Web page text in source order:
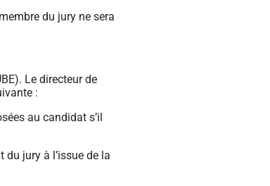
du jury ne sera
Le directeur de
:
au candidat s’il
jury à l’issue de la